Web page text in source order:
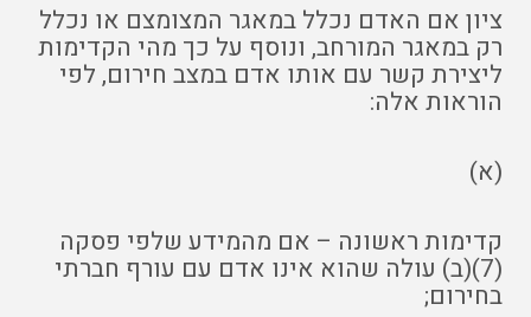
ציון אם האדם נכלל במאגר המצומצם או נכלל
רק במאגר המורחב, ונוסף על כך מהי הקדימות
ליצירת קשר עם אותו אדם במצב חירום, לפי
הוראות אלה:
(א)
קדימות ראשונה – אם מהמידע שלפי פסקה
(7)(ב) עולה שהוא אינו אדם עם עורף חברתי
בחירום;